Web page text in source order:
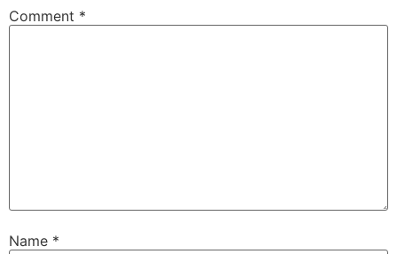
Comment *
Name *